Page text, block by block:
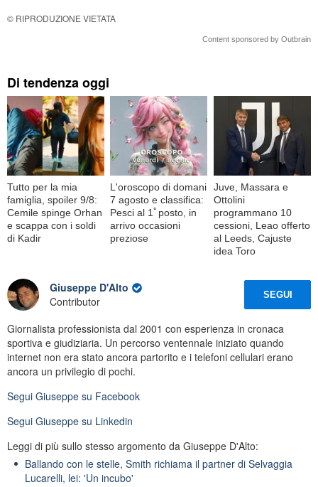
© RIPRODUZIONE VIETATA
Content sponsored by Outbrain
Di tendenza oggi
Tutto per la mia
famiglia, spoiler 9/8:
Cemile spinge Orhan
e scappa con i soldi
di Kadir
L'oroscopo di domani
7 agosto e classifica:
Pesci al 1ﾟposto, in
arrivo occasioni
preziose
Juve, Massara e
Ottolini
programmano 10
cessioni, Leao offerto
al Leeds, Cajuste
idea Toro
Giuseppe D'Alto
Contributor
SEGUI
Giornalista professionista dal 2001 con esperienza in cronaca
sportiva e giudiziaria. Un percorso ventennale iniziato quando
internet non era stato ancora partorito e i telefoni cellulari erano
ancora un privilegio di pochi.
Segui Giuseppe su Facebook
Segui Giuseppe su Linkedin
Leggi di più sullo stesso argomento da Giuseppe D'Alto:
Ballando con le stelle, Smith richiama il partner di Selvaggia
Lucarelli, lei: 'Un incubo'